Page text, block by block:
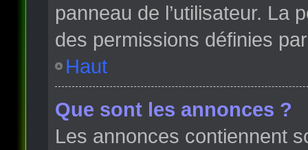
panneau de l’utilisateur. La
des permissions définies
Haut
Que sont les annonces ?
Les annonces contiennent